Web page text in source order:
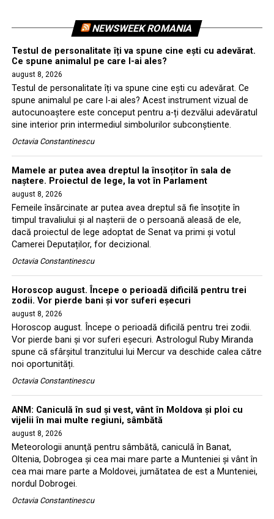
NEWSWEEK ROMANIA
Testul de personalitate îți va spune cine ești cu adevărat.
Ce spune animalul pe care l-ai ales?
august 8, 2026
Testul de personalitate îți va spune cine ești cu adevărat. Ce
spune animalul pe care l-ai ales? Acest instrument vizual de
autocunoaștere este conceput pentru a-ți dezvălui adevăratul
sine interior prin intermediul simbolurilor subconștiente.
Octavia Constantinescu
Mamele ar putea avea dreptul la însoțitor în sala de
naștere. Proiectul de lege, la vot în Parlament
august 8, 2026
Femeile însărcinate ar putea avea dreptul să fie însoțite în
timpul travaliului și al nașterii de o persoană aleasă de ele,
dacă proiectul de lege adoptat de Senat va primi și votul
Camerei Deputaților, for decizional.
Octavia Constantinescu
Horoscop august. Începe o perioadă dificilă pentru trei
zodii. Vor pierde bani și vor suferi eșecuri
august 8, 2026
Horoscop august. Începe o perioadă dificilă pentru trei zodii.
Vor pierde bani și vor suferi eșecuri. Astrologul Ruby Miranda
spune că sfârșitul tranzitului lui Mercur va deschide calea către
noi oportunități.
Octavia Constantinescu
ANM: Caniculă în sud și vest, vânt în Moldova și ploi cu
vijelii în mai multe regiuni, sâmbătă
august 8, 2026
Meteorologii anunţă pentru sâmbătă, caniculă în Banat,
Oltenia, Dobrogea şi cea mai mare parte a Munteniei şi vânt în
cea mai mare parte a Moldovei, jumătatea de est a Munteniei,
nordul Dobrogei.
Octavia Constantinescu